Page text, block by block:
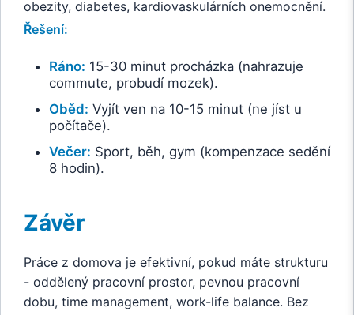
obezity, diabetes, kardiovaskulárních onemocnění.
Řešení:
Ráno: 15-30 minut procházka (nahrazuje
commute, probudí mozek).
Oběd: Vyjít ven na 10-15 minut (ne jíst u
počítače).
Večer: Sport, běh, gym (kompenzace sedění
8 hodin).
Závěr
Práce z domova je efektivní, pokud máte strukturu
- oddělený pracovní prostor, pevnou pracovní
dobu, time management, work-life balance. Bez